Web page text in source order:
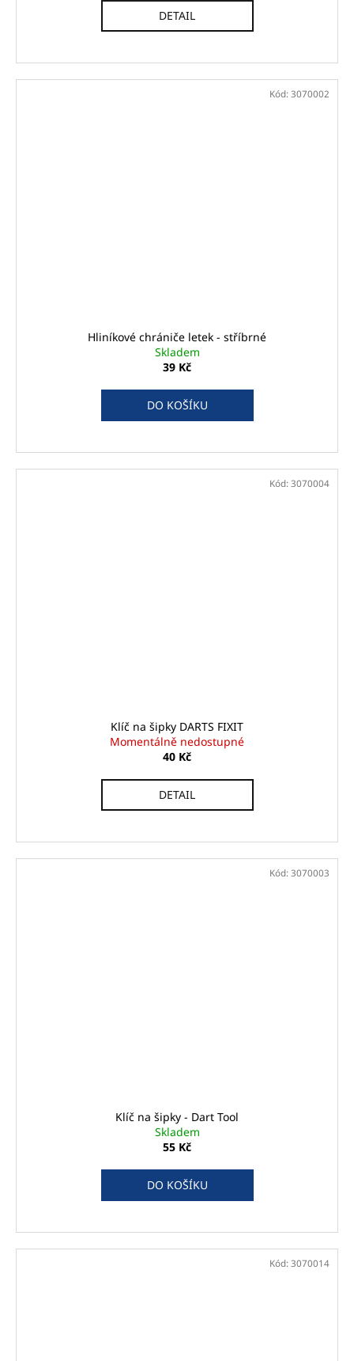
DETAIL
Hliníkové chrániče letek - stříbrné
Skladem
39 Kč
DO KOŠÍKU
Kód: 3070002
Klíč na šipky DARTS FIXIT
Momentálně nedostupné
40 Kč
DETAIL
Kód: 3070004
Klíč na šipky - Dart Tool
Skladem
55 Kč
DO KOŠÍKU
Kód: 3070003
Kód: 3070014